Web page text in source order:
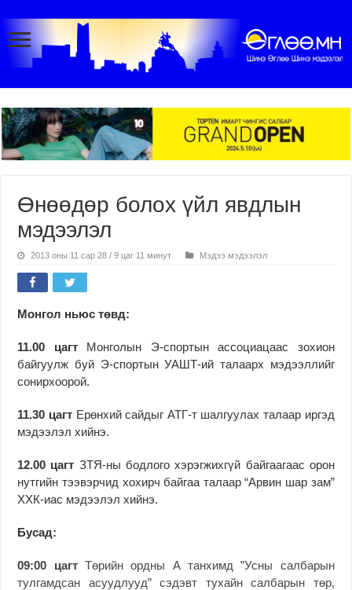
Өнөөдөр болох үйл явдлын
мэдээлэл
2013 оны 11 сар 28 / 9 цаг 11 минут Мэдээ мэдээлэл
Монгол ньюс төвд:
11.00 цагтМонголын Э-спортын ассоциацаас зохион
байгуулж буй Э-спортын УАШТ-ий талаарх мэдээллийг
сонирхоорой.
11.30 цагтЕрөнхий сайдыг АТГ-т шалгуулах талаар иргэд
мэдээлэл хийнэ.
12.00 цагт ЗТЯ-ны бодлого хэрэгжихгүй байгаагаас орон
нутгийн тээвэрчид хохирч байгаа талаар “Арвин шар зам”
ХХК-иас мэдээлэл хийнэ.
Бусад:
09:00 цагтТөрийн ордны А танхимд ”Усны салбарын
тулгамдсан асуудлууд” сэдэвт тухайн салбарын төр,